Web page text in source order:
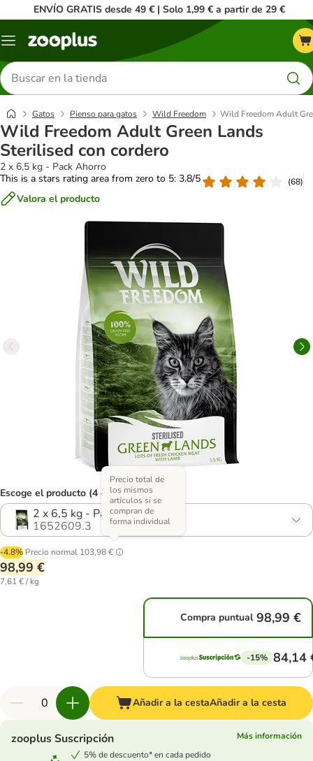
ENVÍO GRATIS desde 49 € | Solo 1,99 € a partir de 29 €
Menú
Buscar
productos
Gatos Pienso para gatos Wild Freedom Wild Freedom Adult
Wild Freedom Adult Green Lands
Sterilised con cordero
2 x 6,5 kg - Pack Ahorro
This is a stars rating area from zero to 5: 3.8/5
(68)
Valora el producto
Escoge el producto (4 opciones)
2 x 6,5 kg - Pack Ahorro
1652609.3
-4.8% Precio normal 103,98 €
Precio total de
los mismos
artículos si se
compran de
forma individual
98,99 €
7,61 € / kg
Compra puntual 98,99 €
-15% 84,14
Añadir a la cestaAñadir a la cesta
zooplus Suscripción
Más información
5% de descuento* en cada pedido